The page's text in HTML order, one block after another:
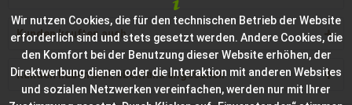
Kunden kauften auch
Kunden haben sich ebenfalls angesehen
Wir nutzen Cookies, die für den technischen Betrieb der Website
erforderlich sind und stets gesetzt werden. Andere Cookies, die
den Komfort bei der Benutzung dieser Website erhöhen, der
Direktwerbung dienen oder die Interaktion mit anderen Websites
und sozialen Netzwerken vereinfachen, werden nur mit Ihrer